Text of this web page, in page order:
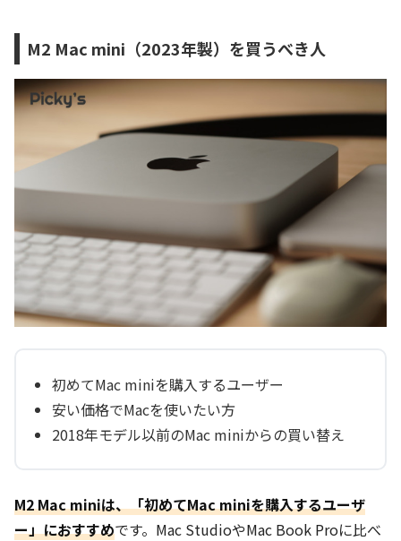
M2 Mac mini（2023年製）を買うべき人
初めてMac miniを購入するユーザー
安い価格でMacを使いたい方
2018年モデル以前のMac miniからの買い替え
M2 Mac miniは、「初めてMac miniを購入するユーザ
ー」におすすめです。Mac StudioやMac Book Proに比べ